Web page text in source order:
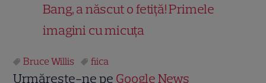
Bang, a născut o fetiță! Primele
imagini cu micuța
Bruce Willis fiica
Urmărește-ne pe Google News